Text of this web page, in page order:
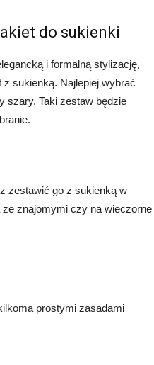
do sukienki
i formalną stylizację,
sukienką. Najlepiej wybrać
szary. Taki zestaw będzie
zestawić go z sukienką w
ze znajomymi czy na wieczorne
prostymi zasadami